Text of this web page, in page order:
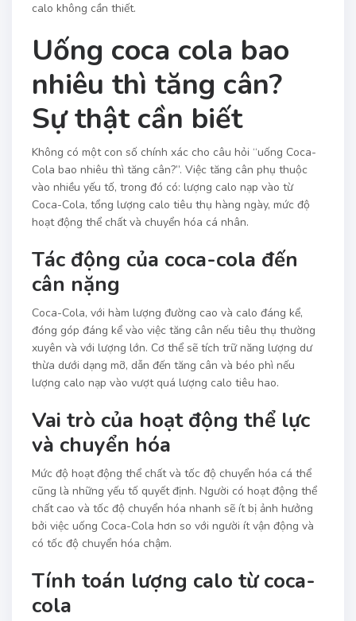
calo không cần thiết.
Uống coca cola bao
nhiêu thì tăng cân?
Sự thật cần biết
Không có một con số chính xác cho câu hỏi “uống Coca-
Cola bao nhiêu thì tăng cân?”. Việc tăng cân phụ thuộc
vào nhiều yếu tố, trong đó có: lượng calo nạp vào từ
Coca-Cola, tổng lượng calo tiêu thụ hàng ngày, mức độ
hoạt động thể chất và chuyển hóa cá nhân.
Tác động của coca-cola đến
cân nặng
Coca-Cola, với hàm lượng đường cao và calo đáng kể,
đóng góp đáng kể vào việc tăng cân nếu tiêu thụ thường
xuyên và với lượng lớn. Cơ thể sẽ tích trữ năng lượng dư
thừa dưới dạng mỡ, dẫn đến tăng cân và béo phì nếu
lượng calo nạp vào vượt quá lượng calo tiêu hao.
Vai trò của hoạt động thể lực
và chuyển hóa
Mức độ hoạt động thể chất và tốc độ chuyển hóa cá thể
cũng là những yếu tố quyết định. Người có hoạt động thể
chất cao và tốc độ chuyển hóa nhanh sẽ ít bị ảnh hưởng
bởi việc uống Coca-Cola hơn so với người ít vận động và
có tốc độ chuyển hóa chậm.
Tính toán lượng calo từ coca-
cola